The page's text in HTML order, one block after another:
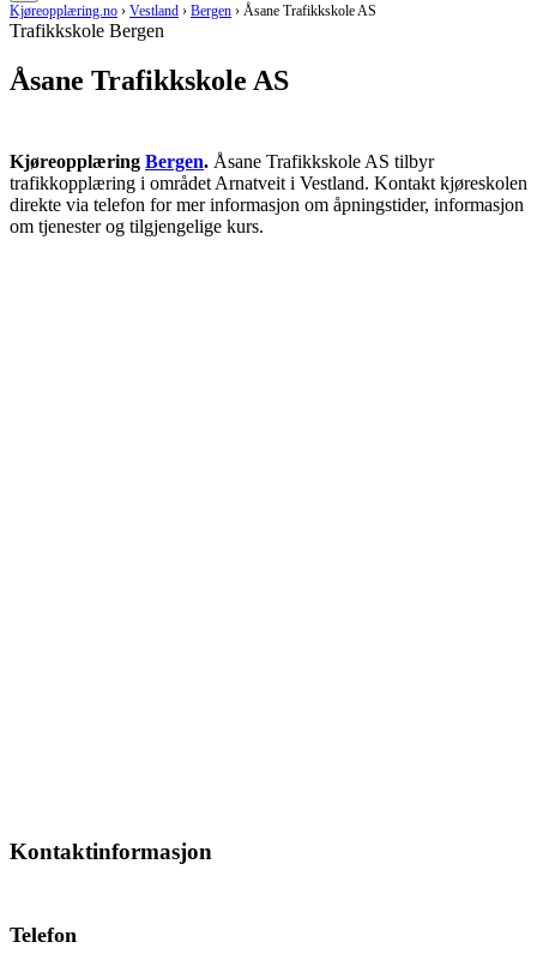
Kjøreopplæring.no › Vestland › Bergen › Åsane Trafikkskole AS
Trafikkskole Bergen
Åsane Trafikkskole AS
Kjøreopplæring Bergen. Åsane Trafikkskole AS tilbyr
trafikkopplæring i området Arnatveit i Vestland. Kontakt kjøreskolen
direkte via telefon for mer informasjon om åpningstider, informasjon
om tjenester og tilgjengelige kurs.
Kontaktinformasjon
Telefon